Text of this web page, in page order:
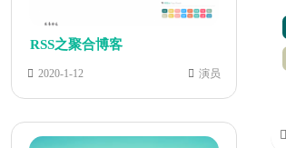
RSS之聚合博客
2020-1-12 演员